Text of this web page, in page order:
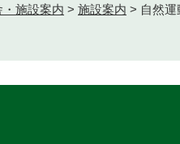
・施設案内 > 施設案内 > 自然